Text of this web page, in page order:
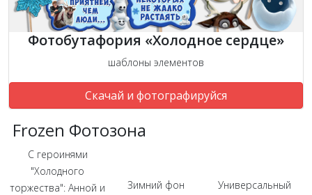
Фотобутафория «Холодное сердце»
шаблоны элементов
Скачай и фотографируйся
Frozen Фотозона
С героинями
"Холодного
торжества": Анной и
Зимний фон Универсальный